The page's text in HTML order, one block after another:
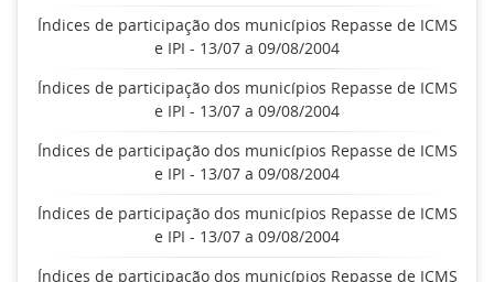
Índices de participação dos municípios Repasse de ICMS
e IPI - 13/07 a 09/08/2004
Índices de participação dos municípios Repasse de ICMS
e IPI - 13/07 a 09/08/2004
Índices de participação dos municípios Repasse de ICMS
e IPI - 13/07 a 09/08/2004
Índices de participação dos municípios Repasse de ICMS
e IPI - 13/07 a 09/08/2004
Índices de participação dos municípios Repasse de ICMS